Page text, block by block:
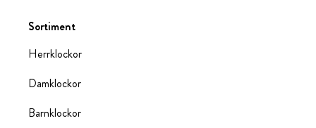
Sortiment
Herrklockor
Damklockor
Barnklockor